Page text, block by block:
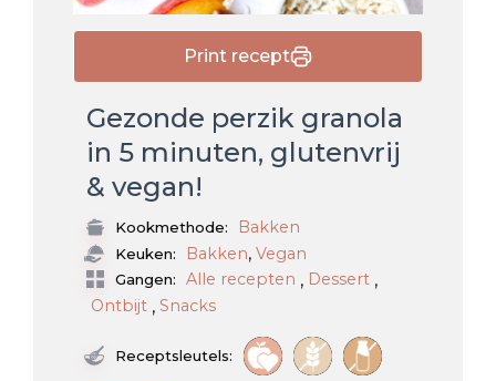
Print recept
Gezonde perzik granola
in 5 minuten, glutenvrij
& vegan!
Kookmethode: Bakken
Keuken: Bakken, Vegan
Gangen: Alle recepten , Dessert ,
Ontbijt , Snacks
Receptsleutels: